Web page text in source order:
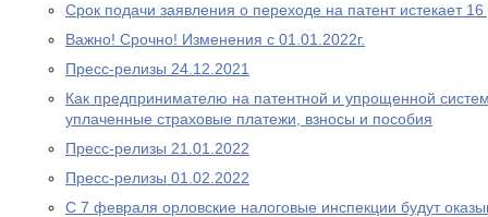
Срок подачи заявления о переходе на патент истекает
Важно! Срочно! Изменения с 01.01.2022г.
Пресс-релизы 24.12.2021
Как предпринимателю на патентной и упрощенной
уплаченные страховые платежи, взносы и пособия
Пресс-релизы 21.01.2022
Пресс-релизы 01.02.2022
С 7 февраля орловские налоговые инспекции будут